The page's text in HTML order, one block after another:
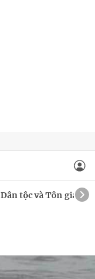
Dân tộc và Tôn giáo